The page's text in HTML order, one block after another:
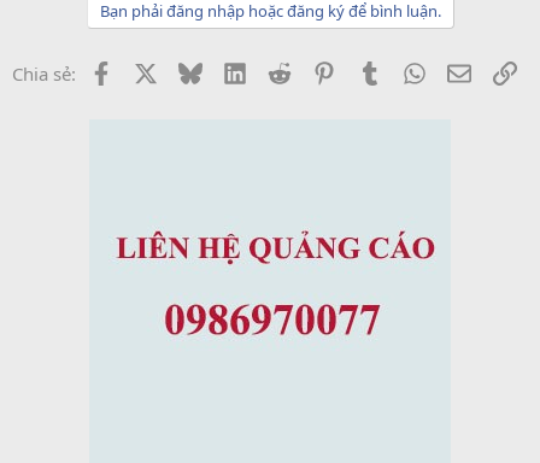
Bạn phải đăng nhập hoặc đăng ký để bình luận.
Chia sẻ: Facebook BlueskyLinkedInReddit PinterestTumblrWhatsApp
Email